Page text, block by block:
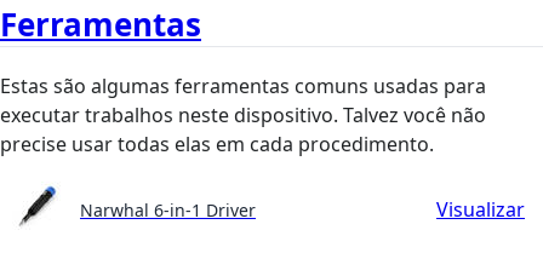
Ferramentas
Estas são algumas ferramentas comuns usadas para
executar trabalhos neste dispositivo. Talvez você não
precise usar todas elas em cada procedimento.
Narwhal 6-in-1 Driver Visualizar